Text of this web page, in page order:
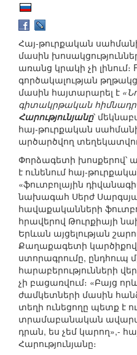
Հայ-թուրքական
մասին
առանց կրակի չի լինում։
գործակալության
մասին հայտարարել է
գիտակրթական
Հարությունյանը՝
հայ-թուրքական
արծարծվող
Փորձագետի խոսքերով՝
է ունենում հայ-
«ֆուտբոլային
նախագահ Սերժ
հավաքականների
հրավերով Թուրքիայի
Երևան այցելության
Քաղաքագետի
ստորագրումը,
հարաբերությունների
չի բացառվում։ «Բայց
ժամկետների մասին
տեղի ունեցողը պետք է
տրամաբանական
դրան, ես չեմ կարող»,-
Հարությունյանը։